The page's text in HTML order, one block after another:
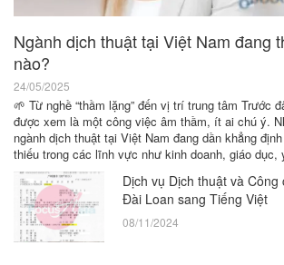
Ngành dịch thuật tại Việt Nam đang
nào?
24/05/2025
🌱 Từ nghề “thầm lặng” đến vị trí trung tâm Trước
được xem là một công việc âm thầm, ít ai chú ý.
ngành dịch thuật tại Việt Nam đang dần khẳng
thiếu trong các lĩnh vực như kinh doanh, giáo
Dịch vụ Dịch thuật và
Đài Loan sang Tiếng Việt
08/11/2024